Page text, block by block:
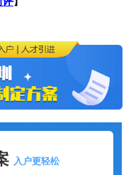
入户更轻松